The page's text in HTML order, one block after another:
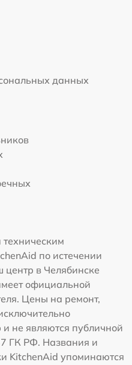
данных
по истечении
в Челябинске
официальной
Цены на ремонт,
не являются публичной
ГК РФ. Названия и
KitchenAid упоминаются